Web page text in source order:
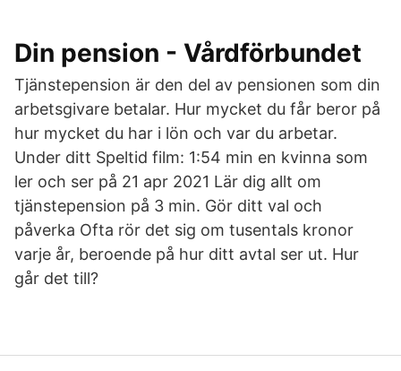
Din pension - Vårdförbundet
Tjänstepension är den del av pensionen som din
arbetsgivare betalar. Hur mycket du får beror på
hur mycket du har i lön och var du arbetar.
Under ditt Speltid film: 1:54 min en kvinna som
ler och ser på 21 apr 2021 Lär dig allt om
tjänstepension på 3 min. Gör ditt val och
påverka Ofta rör det sig om tusentals kronor
varje år, beroende på hur ditt avtal ser ut. Hur
går det till?